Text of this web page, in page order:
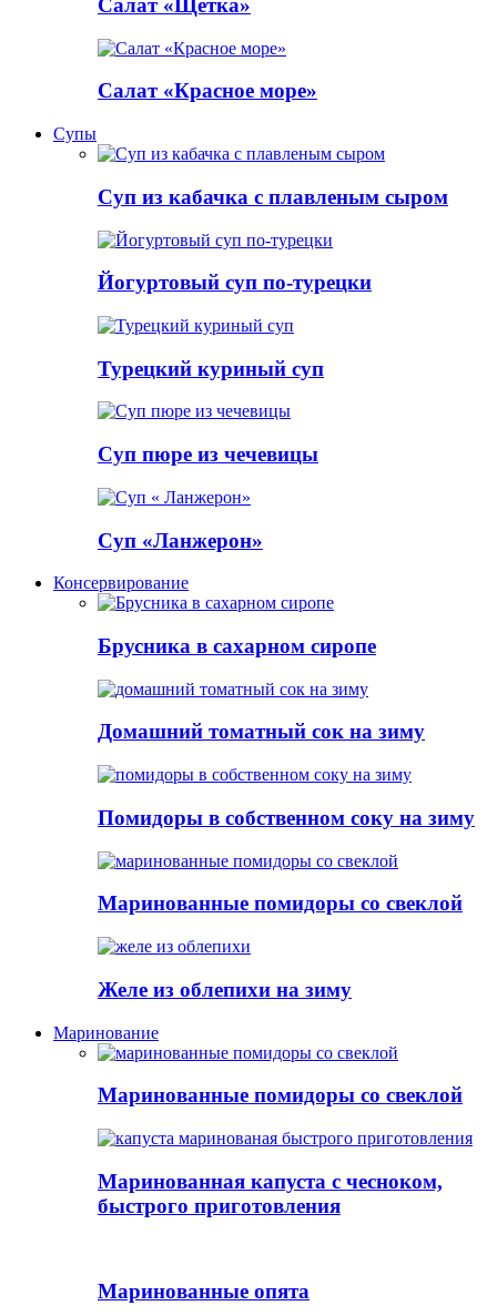
Салат «Щетка»
Салат «Красное море»
Супы
Суп из кабачка с плавленым сыром
Йогуртовый суп по-турецки
Турецкий куриный суп
Суп пюре из чечевицы
Суп «Ланжерон»
Консервирование
Брусника в сахарном сиропе
Домашний томатный сок на зиму
Помидоры в собственном соку на зиму
Маринованные помидоры со свеклой
Желе из облепихи на зиму
Маринование
Маринованные помидоры со свеклой
Маринованная капуста с чесноком,
быстрого приготовления
Маринованные опята